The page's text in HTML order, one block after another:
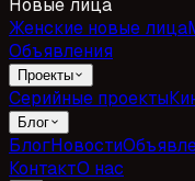
Новые лица
Женские новые лица
Объявления
Проекты
Серийные проекты
Блог
БлогНовости
КонтактО нас